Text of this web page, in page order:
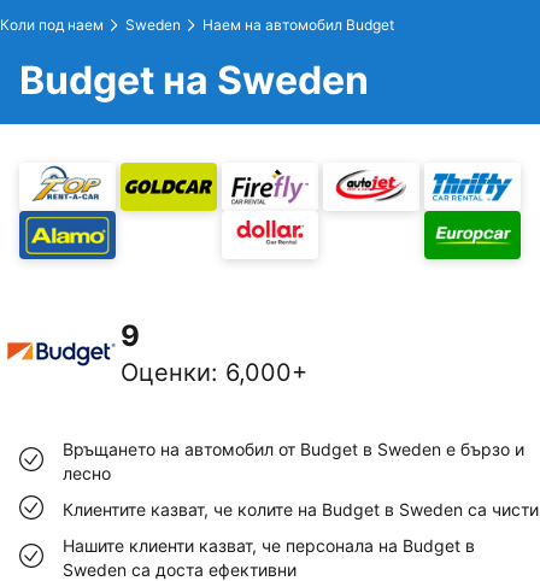
Коли под наем Sweden Наем на автомобил Budget
Budget на Sweden
9
Оценки: 6,000+
Връщането на автомобил от Budget в Sweden е бързо и
лесно
Клиентите казват, че колите на Budget в Sweden са чисти
Нашите клиенти казват, че персонала на Budget в
Sweden са доста ефективни